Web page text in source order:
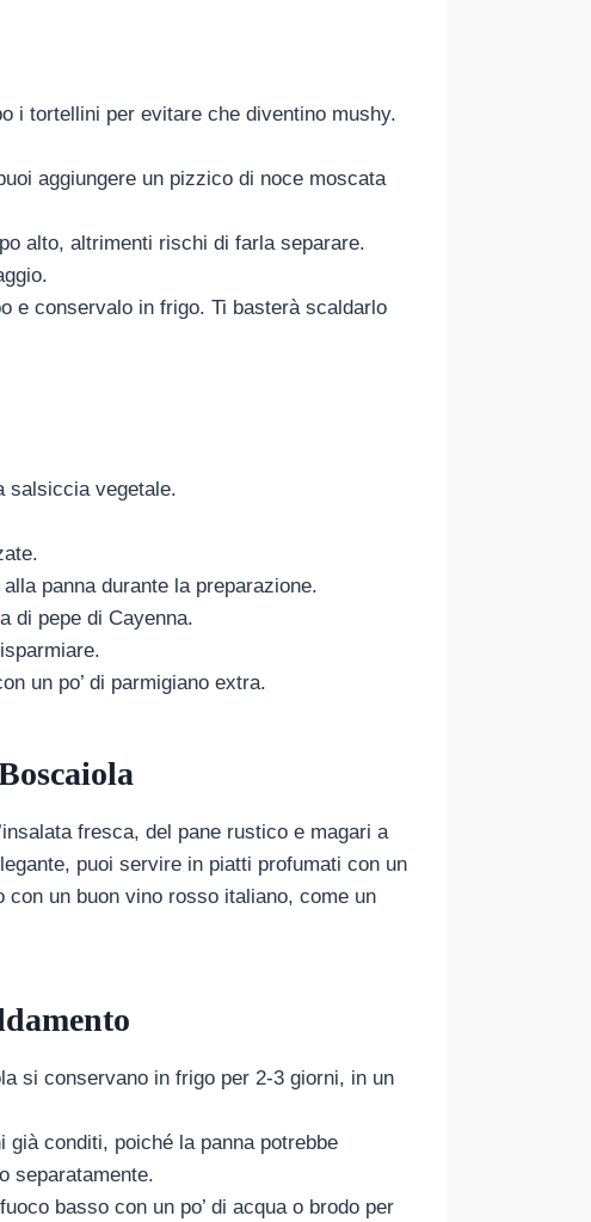
i tortellini per evitare che diventino mushy.
aggiungere un pizzico di noce moscata
alto, altrimenti rischi di farla separare.
e conservalo in frigo. Ti basterà scaldarlo
salsiccia vegetale.
panna durante la preparazione.
di pepe di Cayenna.
un po’ di parmigiano extra.
fresca, del pane rustico e magari a
puoi servire in piatti profumati con un
con un buon vino rosso italiano, come un
si conservano in frigo per 2-3 giorni, in un
conditi, poiché la panna potrebbe
separatamente.
basso con un po’ di acqua o brodo per